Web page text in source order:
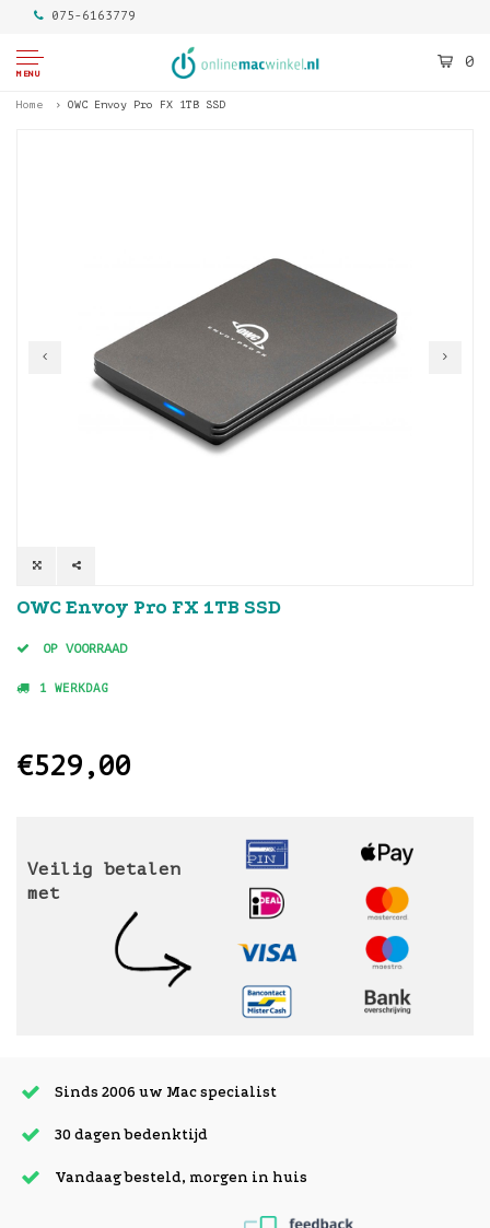
075-6163779
MENU
0
Home OWC Envoy Pro FX 1TB SSD
OWC Envoy Pro FX 1TB SSD
OP VOORRAAD
1 WERKDAG
€529,00
Veilig betalen
met
Sinds 2006 uw Mac specialist
30 dagen bedenktijd
Vandaag besteld, morgen in huis